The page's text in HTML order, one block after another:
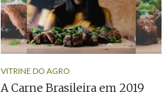
VITRINE DO AGRO
A Carne Brasileira em 2019